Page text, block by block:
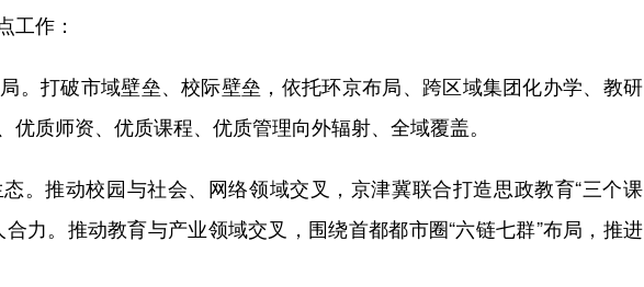
工作：
。 打破市域壁垒、校际壁垒，依托环京布局、跨区域集团化办学、教研
质师资、优质课程、优质管理向外辐射、全域覆盖。
。推动校园与社会、网络领域交叉，京津冀联合打造思政教育“三个课
力。推动教育与产业领域交叉，围绕首都都市圈“六链七群”布局，推进